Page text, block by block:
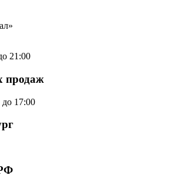
21:00
продаж
17:00